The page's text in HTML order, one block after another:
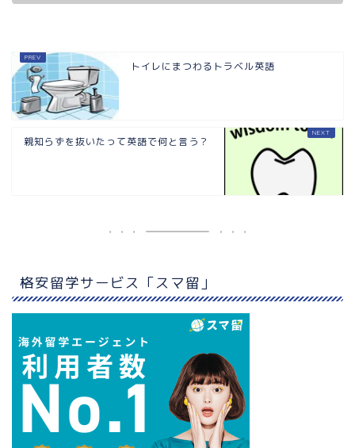
トイレにまつわるトラベル英語
親知らずを抜いたって英語で何と言う？
格安留学サービス「スマ留」